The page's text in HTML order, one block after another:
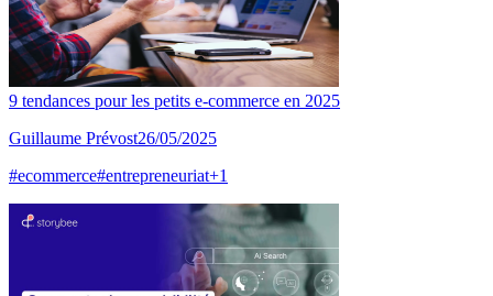
9 tendances pour les petits e-commerce en 2025
Guillaume Prévost26/05/2025
#ecommerce#entrepreneuriat+1